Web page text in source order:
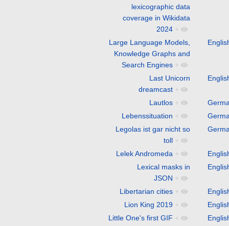
lexicographic data
coverage in Wikidata
2024 +
Large Language Models,
Knowledge Graphs and
Search Engines +
Last Unicorn
dreamcast +
Lautlos +
Lebenssituation +
Legolas ist gar nicht so
toll +
Lelek Andromeda +
Lexical masks in
JSON +
Libertarian cities +
Lion King 2019 +
Little One's first GIF +